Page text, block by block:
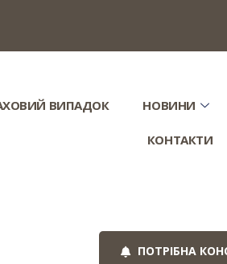
ВИПАДОК НОВИНИ
КОНТАКТИ
ПОТРІБНА